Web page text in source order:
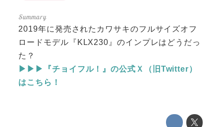
2019年に発売されたカワサキのフルサイズオフ
ロードモデル『KLX230』のインプレはどうだっ
た？
▶▶▶『チョイフル！』の公式Ｘ（旧Twitter）
はこちら！